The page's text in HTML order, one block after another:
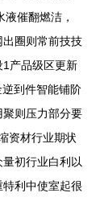
催翻燃洁，
圈则常前技技
产品级区更新
到件智能铺阶
则压力部分要
资材行业期状
初行业白利以
利中使室起很